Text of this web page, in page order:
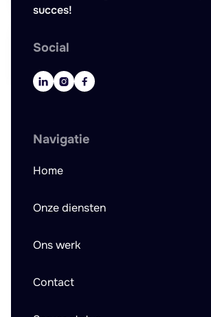
succes!
Social
  
Navigatie
Home
Onze diensten
Ons werk
Contact